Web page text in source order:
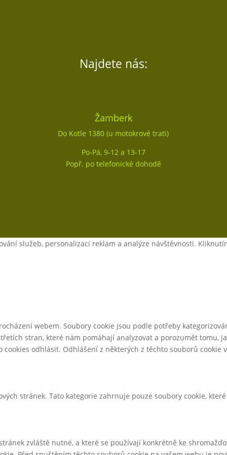
Najdete nás:
Žamberk
Do Kotle 1380 (u motokrové trati)
Po-Pá, 9-12 a 13-17
Popř. po telefonické dohodě
služeb, personalizaci reklam a analýze návštěvnosti.
webem. Soubory cookie jsou podle potřeby
stran, které nám pomáhají analyzovat a porozumět tomu,
odhlásit. Odhlášení z některých z těchto souborů cookie
stránek. Tato kategorie zahrnuje pouze soubory cookie,
zvláště nutné, a které se používají konkrétně ke